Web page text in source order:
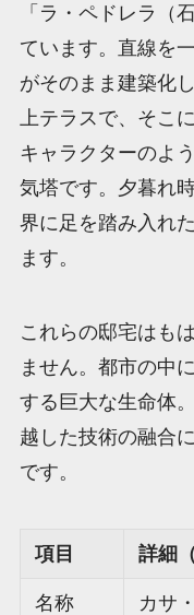
「ラ・ペドレラ（
ています。直線を
がそのまま建築化
上テラスで、そこ
キャラクターのよ
気塔です。夕暮れ
界に足を踏み入れ
ます。
これらの邸宅はも
ません。都市の中
する巨大な生命体
越した技術の融合
です。
項目 詳細
名称 カサ